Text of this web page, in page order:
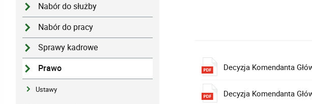
Nabór do służby
Nabór do pracy
Sprawy kadrowe
Prawo
Ustawy
Decyzja Komendanta
Decyzja Komendanta